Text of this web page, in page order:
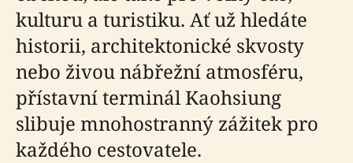
kulturu a turistiku. Ať už hledáte
historii, architektonické skvosty
nebo živou nábřežní atmosféru,
přístavní terminál Kaohsiung
slibuje mnohostranný zážitek pro
každého cestovatele.